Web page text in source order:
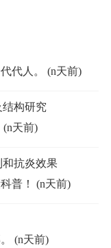
代人。 (n天前)
构研究
(n天前)
抗炎效果
普！ (n天前)
(n天前)